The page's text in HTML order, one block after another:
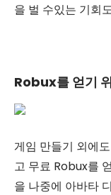
을 벌 수있는 기회
Robux를 얻기
게임 만들기 외에
고 무료 Robux를
을 나중에 아바타